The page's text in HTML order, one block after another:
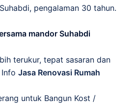
pengalaman 30 tahun.
mandor Suhabdi
terukur, tepat sasaran dan
Jasa Renovasi Rumah
untuk Bangun Kost /